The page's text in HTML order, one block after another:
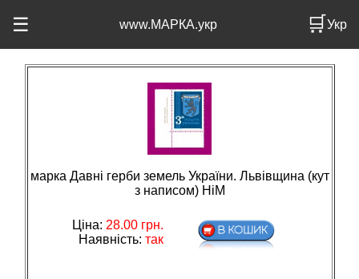
☰ www.МАРКА.укр 🛒Укр
марка Давні герби земель України. Львівщина (кут
з написом) НіМ
Ціна: 28.00грн.
Наявність: так